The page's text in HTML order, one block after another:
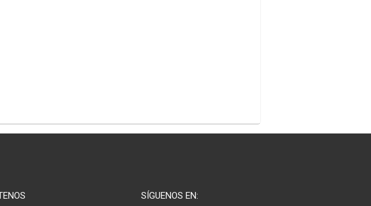
SÍGUENOS EN: